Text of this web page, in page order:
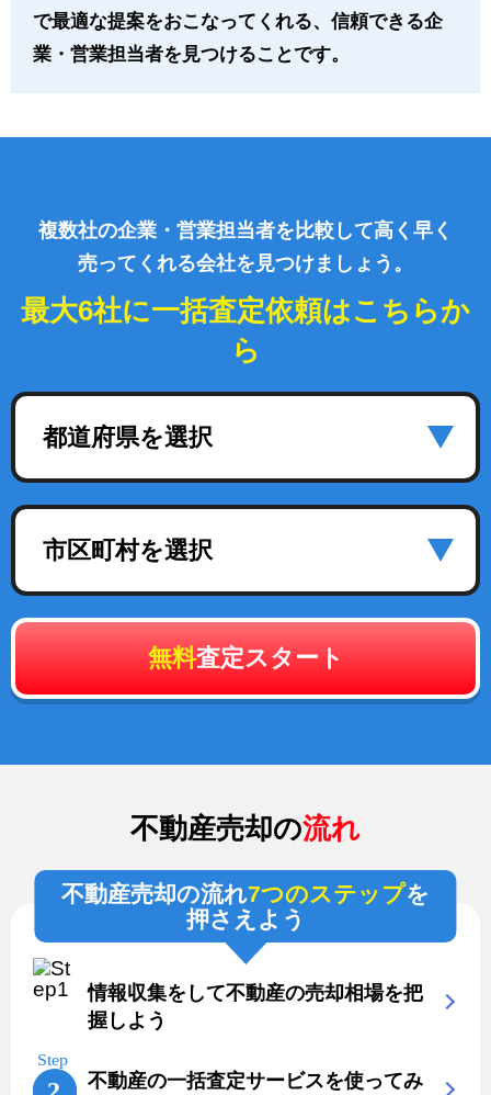
で最適な提案をおこなってくれる、信頼できる企
業・営業担当者を見つけることです。
複数社の企業・営業担当者を比較して高く早く
売ってくれる会社を見つけましょう。
最大6社に一括査定依頼はこちらか
ら
都道府県を選択
市区町村を選択
無料査定スタート
不動産売却の流れ
不動産売却の流れ7つのステップを
押さえよう
情報収集をして不動産の売却相場を把
握しよう
不動産の一括査定サービスを使ってみ